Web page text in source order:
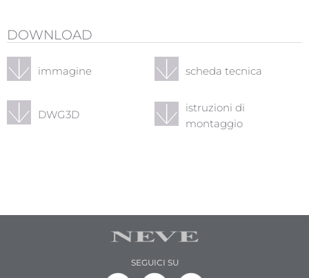
DOWNLOAD
immagine scheda tecnica
DWG3D
istruzioni di
montaggio
SEGUICI SU